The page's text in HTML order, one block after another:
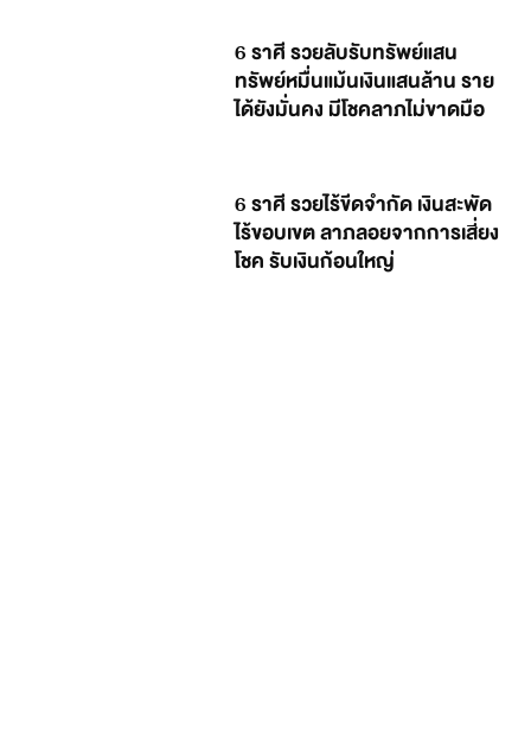
6 ราศี รวยลับรับทรัพย์แสน
ทรัพย์หมื่นแม้นเงินแสนล้าน ราย
ได้ยังมั่นคง มีโชคลาภไม่ขาดมือ
6 ราศี รวยไร้ขีดจำกัด เงินสะพัด
ไร้ขอบเขต ลาภลอยจากการเสี่ยง
โชค รับเงินก้อนใหญ่